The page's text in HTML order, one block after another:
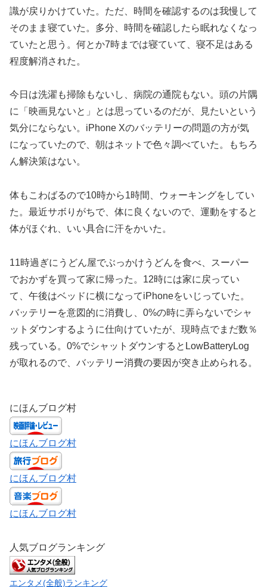
識が戻りかけていた。ただ、時間を確認するのは我慢して
そのまま寝ていた。多分、時間を確認したら眠れなくなっ
ていたと思う。何とか7時までは寝ていて、寝不足はある
程度解消された。
今日は洗濯も掃除もないし、病院の通院もない。頭の片隅
に「映画見ないと」とは思っているのだが、見たいという
気分にならない。iPhone Xのバッテリーの問題の方が気
になっていたので、朝はネットで色々調べていた。もちろ
ん解決策はない。
体もこわばるので10時から1時間、ウォーキングをしてい
た。最近サボりがちで、体に良くないので、運動をすると
体がほぐれ、いい具合に汗をかいた。
11時過ぎにうどん屋でぶっかけうどんを食べ、スーパー
でおかずを買って家に帰った。12時には家に戻ってい
て、午後はベッドに横になってiPhoneをいじっていた。
バッテリーを意図的に消費し、0%の時に弄らないでシャ
ットダウンするように仕向けていたが、現時点でまだ数％
残っている。0%でシャットダウンするとLowBatteryLog
が取れるので、バッテリー消費の要因が突き止められる。
にほんブログ村
にほんブログ村
にほんブログ村
にほんブログ村
人気ブログランキング
エンタメ(全般)ランキング